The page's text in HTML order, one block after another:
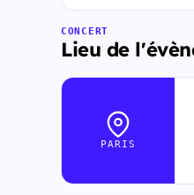
CONCERT
Lieu de
PARIS